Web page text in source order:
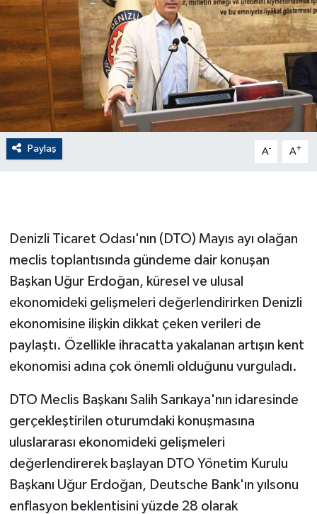
Paylaş A- A+
Denizli Ticaret Odası'nın (DTO) Mayıs ayı olağan
meclis toplantısında gündeme dair konuşan
Başkan Uğur Erdoğan, küresel ve ulusal
ekonomideki gelişmeleri değerlendirirken Denizli
ekonomisine ilişkin dikkat çeken verileri de
paylaştı. Özellikle ihracatta yakalanan artışın kent
ekonomisi adına çok önemli olduğunu vurguladı.
DTO Meclis Başkanı Salih Sarıkaya'nın idaresinde
gerçekleştirilen oturumdaki konuşmasına
uluslararası ekonomideki gelişmeleri
değerlendirerek başlayan DTO Yönetim Kurulu
Başkanı Uğur Erdoğan, Deutsche Bank'ın yılsonu
enflasyon beklentisini yüzde 28 olarak
EKONOMİ
English News
Finans
Flaş Haber
GÜNDEM
Güvenlik
HABERDE İNSAN
İNSAN
Jandarma
Kadın
KÜLTÜR SANAT